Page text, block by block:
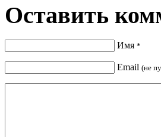
Оставить
Имя *
Email (не